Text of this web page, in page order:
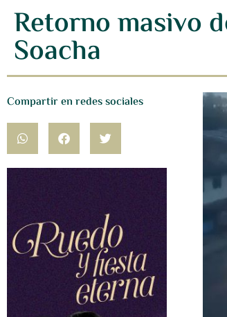
Retorno masivo
Soacha
Compartir en redes sociales